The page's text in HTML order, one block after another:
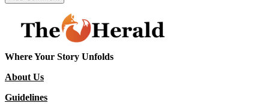
Where Your Story Unfolds
About Us
Guidelines